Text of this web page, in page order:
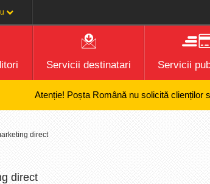
Servicii destinatari Servicii
Atenție! Poșta Română nu solicită clienților să
direct
direct